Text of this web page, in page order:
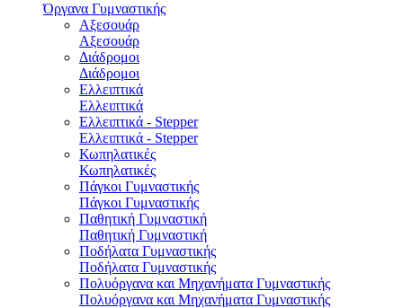
Όργανα Γυμναστικής
Αξεσουάρ
Αξεσουάρ
Διάδρομοι
Διάδρομοι
Ελλειπτικά
Ελλειπτικά
Ελλειπτικά - Stepper
Ελλειπτικά - Stepper
Κωπηλατικές
Κωπηλατικές
Πάγκοι Γυμναστικής
Πάγκοι Γυμναστικής
Παθητική Γυμναστική
Παθητική Γυμναστική
Ποδήλατα Γυμναστικής
Ποδήλατα Γυμναστικής
Πολυόργανα και Μηχανήματα Γυμναστικής
Πολυόργανα και Μηχανήματα Γυμναστικής